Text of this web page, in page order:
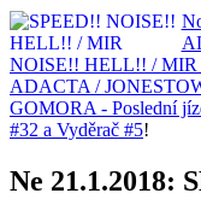
NOISE!! HELL!! / MIR
ADACTA /
GOMORA - Poslední
#32 a Vyděrač #5!
Ne 21.1.2018: